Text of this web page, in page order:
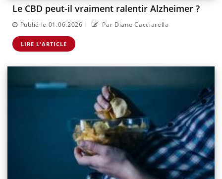
Le CBD peut-il vraiment ralentir Alzheimer ?
Publié le 01.06.2026 | Par Diane Cacciarella
LIRE L'ARTICLE